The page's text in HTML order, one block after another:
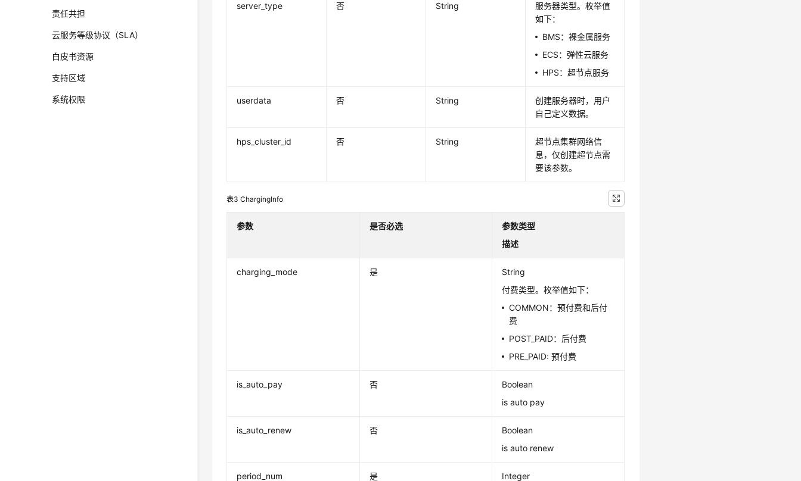
责任共担
云服务等级协议（SLA）
白皮书资源
支持区域
系统权限
server_type 否 String
服务器类型。枚举值
如下：
BMS：裸金属服务
ECS：弹性云服务
HPS：超节点服务
userdata 否 String
创建服务器时，用户
自己定义数据。
hps_cluster_id 否 String
超节点集群网络信
息，仅创建超节点需
要该参数。
表3ChargingInfo
参数 是否必选
参数类型
描述
charging_mode 是
String
付费类型。枚举值如下：
COMMON：预付费和后付
费
POST_PAID：后付费
PRE_PAID: 预付费
is_auto_pay 否
Boolean
is auto pay
is_auto_renew 否
Boolean
is auto renew
period_num 是 Integer